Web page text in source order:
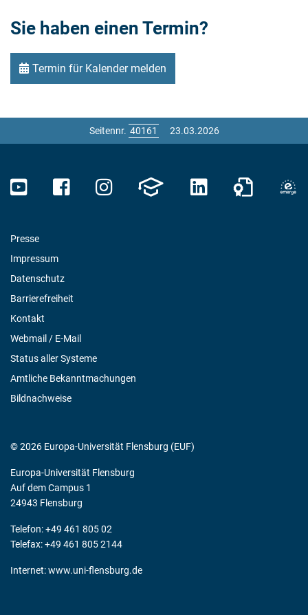
Sie haben einen Termin?
Termin für Kalender melden
Seitennr. 23.03.2026
Presse
Impressum
Datenschutz
Barrierefreiheit
Kontakt
Webmail / E-Mail
Status aller Systeme
Amtliche Bekanntmachungen
Bildnachweise
© 2026 Europa-Universität Flensburg (EUF)
Europa-Universität Flensburg
Auf dem Campus 1
24943 Flensburg
Telefon: +49 461 805 02
Telefax: +49 461 805 2144
Internet:www.uni-flensburg.de